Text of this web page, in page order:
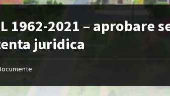
1962-2021 – aprobare
juridica